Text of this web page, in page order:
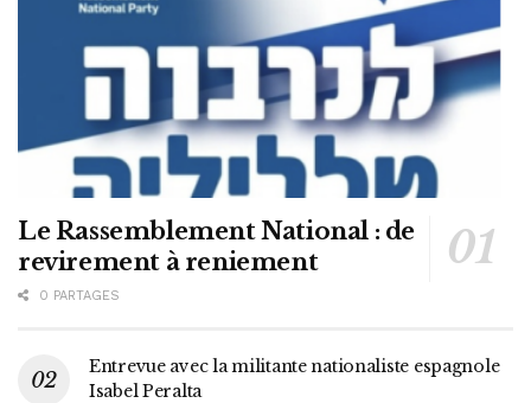
Le Rassemblement National : de
revirement à reniement
0 PARTAGES
Entrevue avec la militante nationaliste espagnole
Isabel Peralta